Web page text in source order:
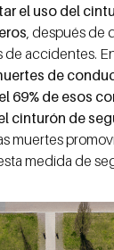
el uso del
, después de
de accidentes.
de
69% de esos
cinturón de
muertes
medida de